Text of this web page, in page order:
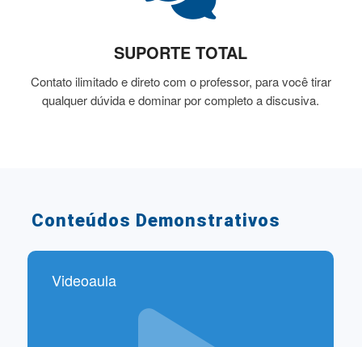
SUPORTE TOTAL
Contato ilimitado e direto com o professor, para você tirar
qualquer dúvida e dominar por completo a discusiva.
Conteúdos Demonstrativos
Videoaula